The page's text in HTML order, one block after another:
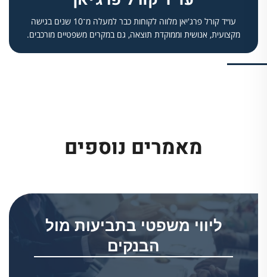
עו״ד קורל פרג'יאן מלווה לקוחות כבר למעלה מ־10 שנים בגישה
מקצועית, אנושית וממוקדת תוצאה, גם במקרים משפטיים מורכבים.
מאמרים נוספים
ליווי משפטי בתביעות מול
הבנקים